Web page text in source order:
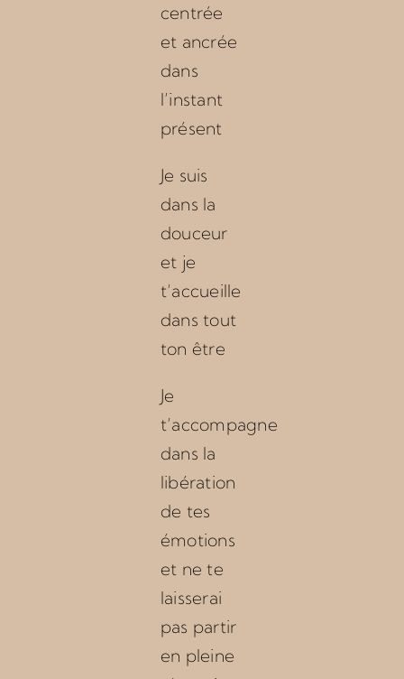
centrée
et ancrée
dans
l’instant
présent
Je suis
dans la
douceur
et je
t’accueille
dans tout
ton être
Je
t’accompagne
dans la
libération
de tes
émotions
et ne te
laisserai
pas partir
en pleine